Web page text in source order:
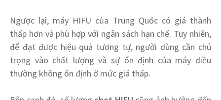
Ngược lại, máy HIFU của Trung Quốc có giá thành
thấp hơn và phù hợp với ngân sách hạn chế. Tuy nhiên,
để đạt được hiệu quả tương tự, người dùng cần chú
trọng vào chất lượng và sự ổn định của máy điều
thường không ổn định ở mức giá thấp.